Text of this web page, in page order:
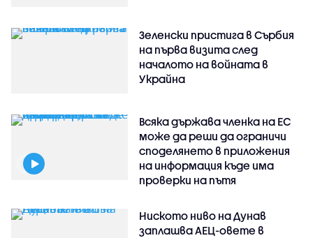
Зеленски пристига в Сърбия
на първа визита след
началото на войната в
Украйна
Всяка държава членка на ЕС
може да реши да ограничи
споделянето в приложения
на информация къде има
проверки на пътя
Ниското ниво на Дунав
заплашва АЕЦ-овете в